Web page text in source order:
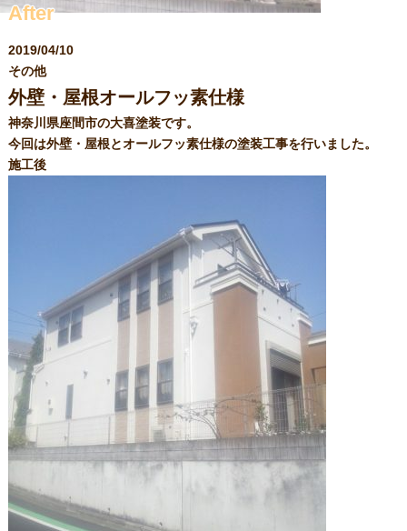
After
2019/04/10
その他
外壁・屋根オールフッ素仕様
神奈川県座間市の大喜塗装です。
今回は外壁・屋根とオールフッ素仕様の塗装工事を行いました。
施工後